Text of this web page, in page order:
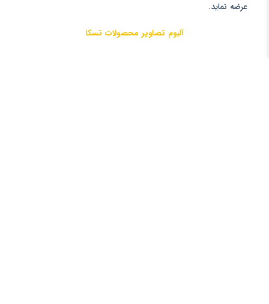
عرضه نماید.
آلبوم تصاویر محصولات تسکا